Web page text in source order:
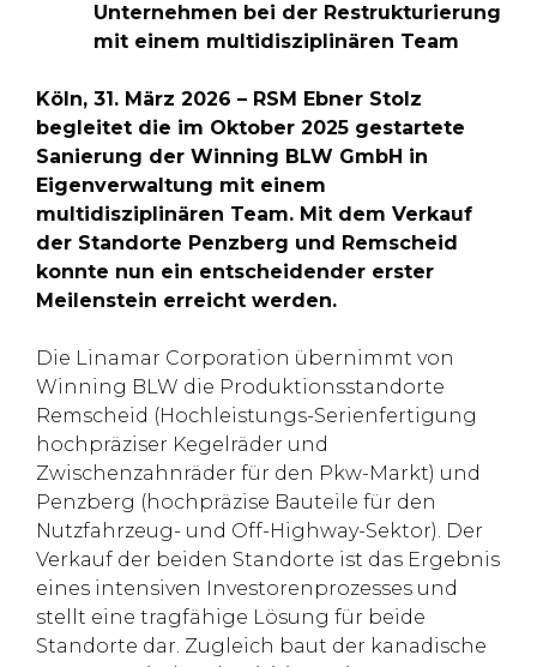
Unternehmen bei der Restrukturierung
mit einem multidisziplinären Team
Köln, 31. März 2026 – RSM Ebner Stolz
begleitet die im Oktober 2025 gestartete
Sanierung der Winning BLW GmbH in
Eigenverwaltung mit einem
multidisziplinären Team. Mit dem Verkauf
der Standorte Penzberg und Remscheid
konnte nun ein entscheidender erster
Meilenstein erreicht werden.
Die Linamar Corporation übernimmt von
Winning BLW die Produktionsstandorte
Remscheid (Hochleistungs-Serienfertigung
hochpräziser Kegelräder und
Zwischenzahnräder für den Pkw-Markt) und
Penzberg (hochpräzise Bauteile für den
Nutzfahrzeug- und Off-Highway-Sektor). Der
Verkauf der beiden Standorte ist das Ergebnis
eines intensiven Investorenprozesses und
stellt eine tragfähige Lösung für beide
Standorte dar. Zugleich baut der kanadische